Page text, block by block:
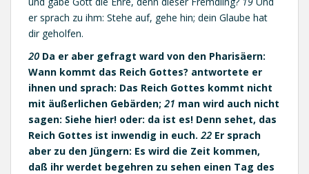
er sprach zu ihm: Stehe auf, gehe hin; dein Glaube hat
dir geholfen.
20 Da er aber gefragt ward von den Pharisäern:
Wann kommt das Reich Gottes? antwortete er
ihnen und sprach: Das Reich Gottes kommt nicht
mit äußerlichen Gebärden; 21 man wird auch nicht
sagen: Siehe hier! oder: da ist es! Denn sehet, das
Reich Gottes ist inwendig in euch. 22 Er sprach
aber zu den Jüngern: Es wird die Zeit kommen,
daß ihr werdet begehren zu sehen einen Tag des